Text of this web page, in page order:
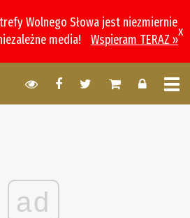
Wolnego Słowa jest niezmiernie
media!
Wspieram TERAZ »
x
ad